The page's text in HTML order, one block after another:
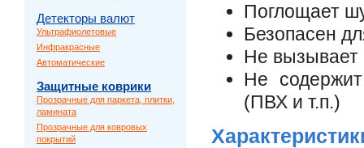
Детекторы валют
Ультрафиолетовые
Инфракрасные
Автоматические
Защитные коврики
Прозрачные для паркета, плитки,
ламината
Прозрачные для ковровых
покрытий
Поглощает
Безопасен
Не вызывает
Не
(ПВХ и т.п.)